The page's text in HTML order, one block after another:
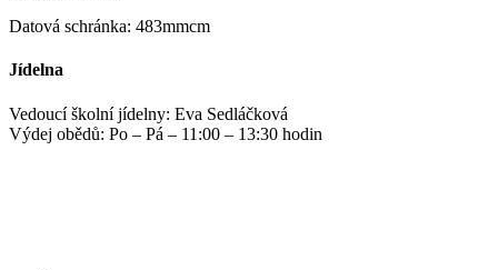
Datová schránka: 483mmcm
Jídelna
Vedoucí školní jídelny: Eva Sedláčková
Výdej obědů: Po – Pá – 11:00 – 13:30 hodin